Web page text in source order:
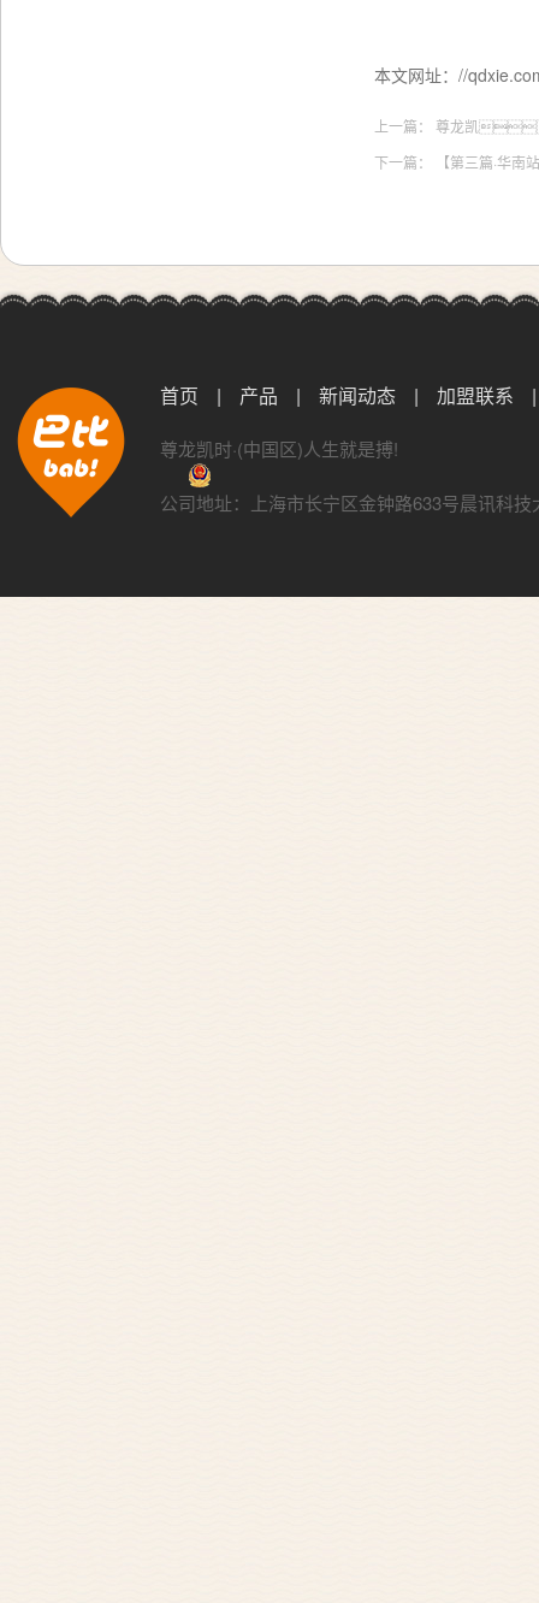
本文网址：//
上一篇： 尊龙凯
下一篇：
【第三篇·华
首页 | 产品 | 新闻动态 | 加盟联系 |
尊龙凯时·(中国区)人生就是搏!
公司地址：上海市长宁区金钟路633号晨讯科技